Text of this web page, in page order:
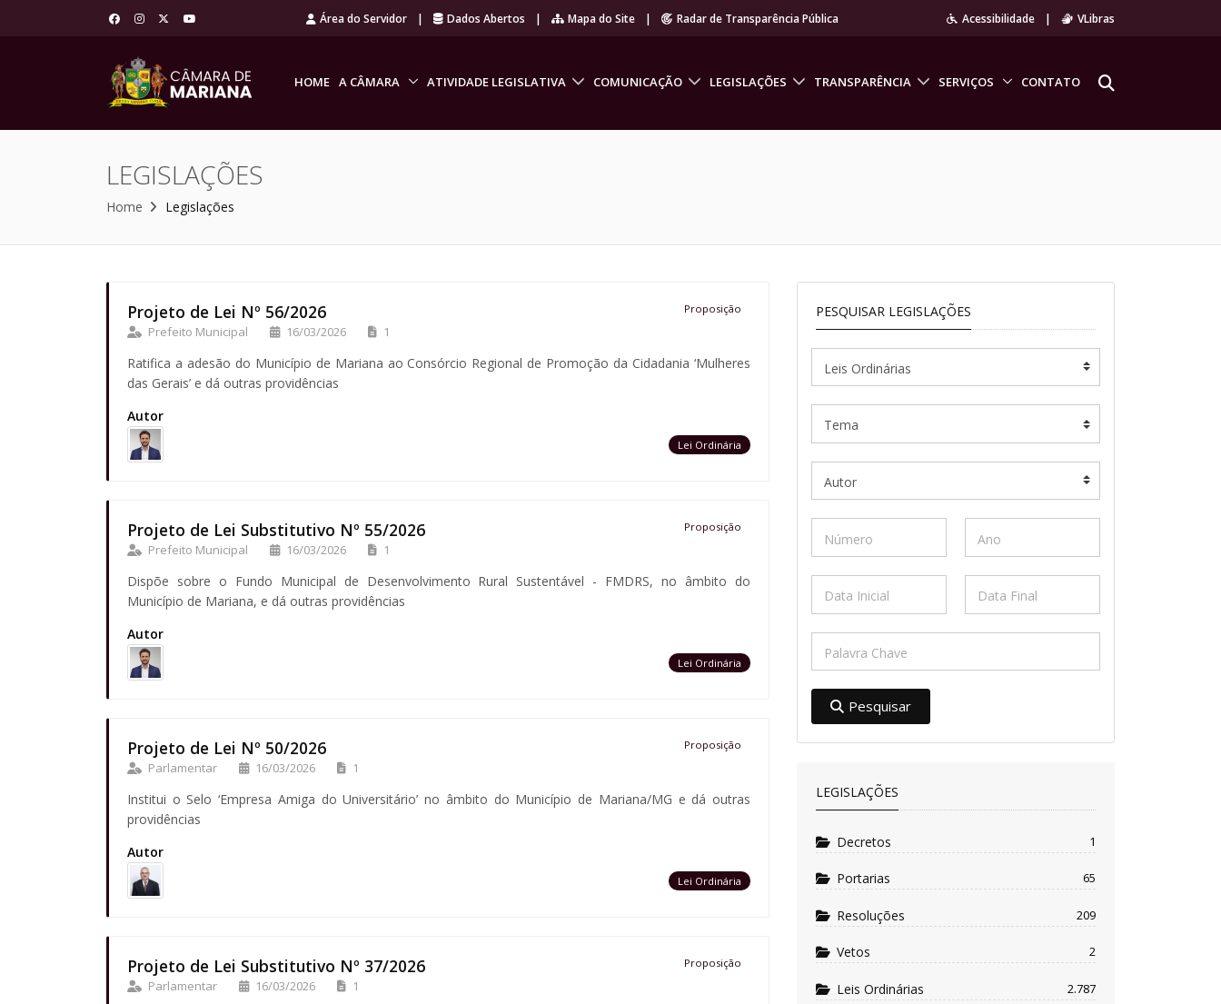
Área do Servidor | Dados Abertos | Mapa do Site | Radar de Transparência Pública Acessibilidade | VLibras
HOME A CÂMARA ATIVIDADE LEGISLATIVA COMUNICAÇÃO LEGISLAÇÕES TRANSPARÊNCIA SERVIÇOS CONTATO
LEGISLAÇÕES
Home Legislações
Projeto de Lei Nº 56/2026 Proposição
Prefeito Municipal 16/03/2026 1
Ratifica a adesão do Município de Mariana ao Consórcio Regional de Promoção da Cidadania ‘Mulheres
das Gerais’ e dá outras providências
Autor
Lei Ordinária
Projeto de Lei Substitutivo Nº 55/2026 Proposição
Prefeito Municipal 16/03/2026 1
Dispõe sobre o Fundo Municipal de Desenvolvimento Rural Sustentável - FMDRS, no âmbito do
Município de Mariana, e dá outras providências
Autor
Lei Ordinária
Projeto de Lei Nº 50/2026 Proposição
Parlamentar 16/03/2026 1
Institui o Selo ‘Empresa Amiga do Universitário’ no âmbito do Município de Mariana/MG e dá outras
providências
Autor
Lei Ordinária
Projeto de Lei Substitutivo Nº 37/2026 Proposição
Parlamentar 16/03/2026 1
PESQUISAR LEGISLAÇÕES
Pesquisar
LEGISLAÇÕES
Decretos 1
Portarias 65
Resoluções 209
Vetos 2
Leis Ordinárias 2.787